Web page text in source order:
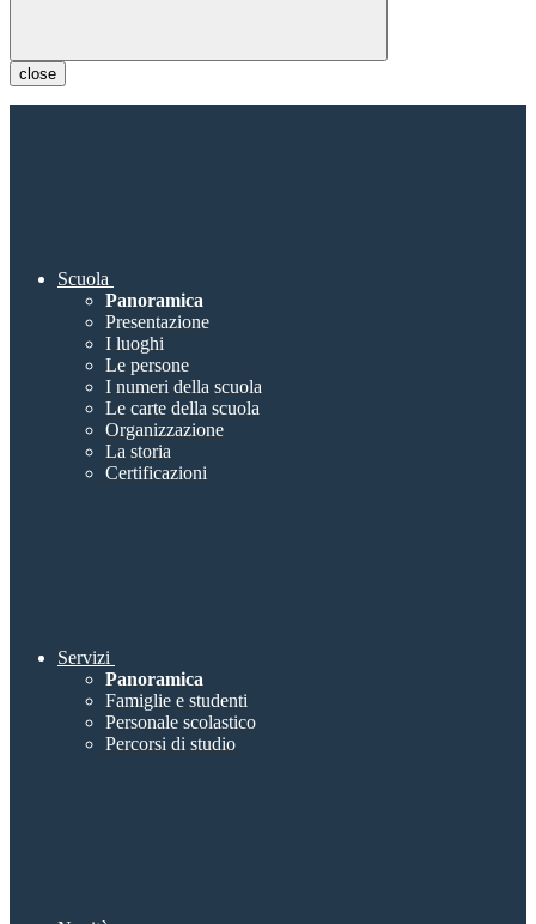
close
Scuola
Panoramica
Presentazione
I luoghi
Le persone
I numeri della scuola
Le carte della scuola
Organizzazione
La storia
Certificazioni
Servizi
Panoramica
Famiglie e studenti
Personale scolastico
Percorsi di studio